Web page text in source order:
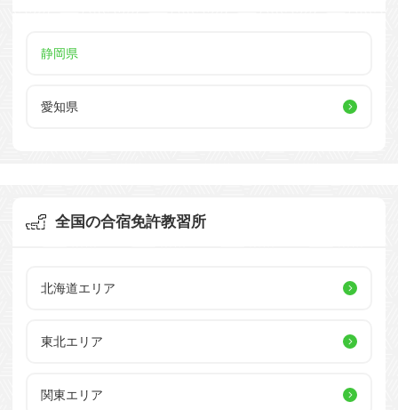
静岡県
愛知県
全国の合宿免許教習所
北海道エリア
東北エリア
関東エリア